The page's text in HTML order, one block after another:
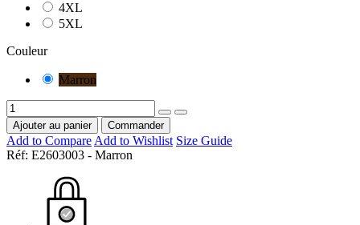
4XL
5XL
Couleur
Marron
Ajouter au panier Commander
Add to CompareAdd to Wishlist Size Guide
Réf: E2603003 - Marron